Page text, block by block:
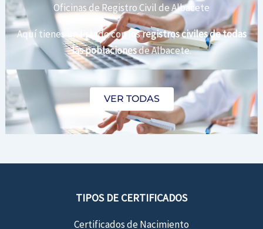
Oficinas de Registro Civil de Albacete
Aquí tienes un listado con losregistros civiles de todas
las poblacionesde Albacete.
VER TODAS
TIPOS DE CERTIFICADOS
Certificados de Nacimiento